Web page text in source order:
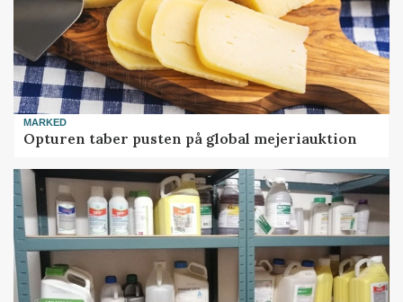
MARKED
Opturen taber pusten på global mejeriauktion